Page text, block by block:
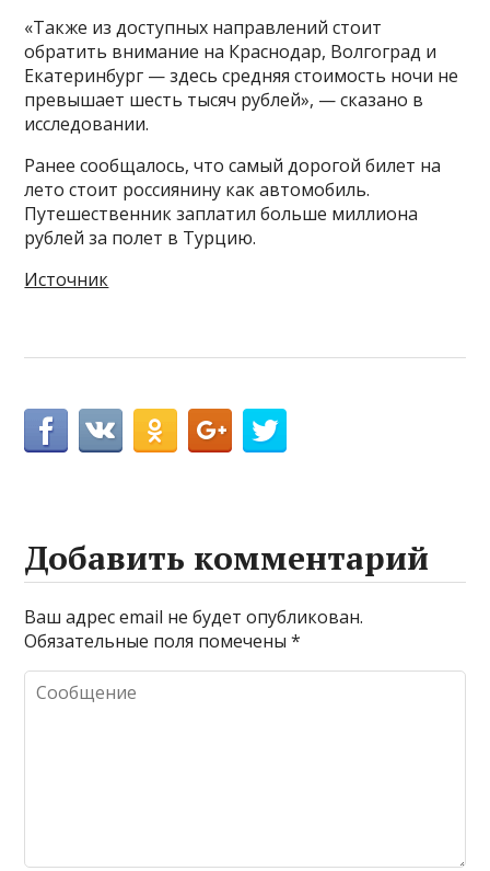
«Также из доступных направлений стоит
обратить внимание на Краснодар, Волгоград и
Екатеринбург — здесь средняя стоимость ночи не
превышает шесть тысяч рублей», — сказано в
исследовании.
Ранее сообщалось, что самый дорогой билет на
лето стоит россиянину как автомобиль.
Путешественник заплатил больше миллиона
рублей за полет в Турцию.
Источник
Добавить комментарий
Ваш адрес email не будет опубликован.
Обязательные поля помечены*